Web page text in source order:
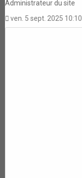
Administrateur du site
ven. 5 sept. 2025 10:10